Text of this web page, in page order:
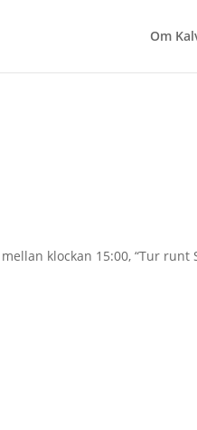
Om
klockan 15:00, “Tur runt